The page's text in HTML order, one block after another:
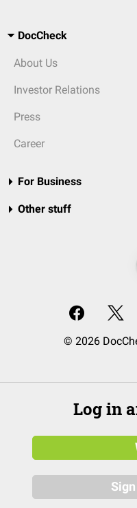
DocCheck
About Us
Investor Relations
Press
Career
For Business
Other stuff
© 2026
Log in